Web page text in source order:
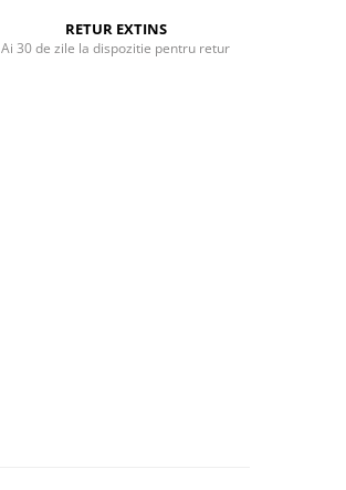
RETUR EXTINS
Ai 30 de zile la dispozitie pentru retur